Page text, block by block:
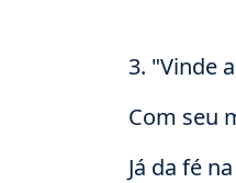
3. "Vinde
Com seu
Já da fé